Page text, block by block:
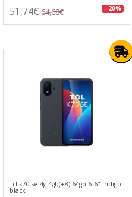
51,74€ 64,68€ - 20%
Tcl k70 se 4g 4gb(+8) 64gb 6.6" indigo
black